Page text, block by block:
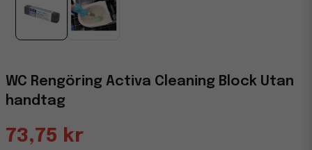
WC Rengöring Activa Cleaning Block Utan
handtag
73,75 kr